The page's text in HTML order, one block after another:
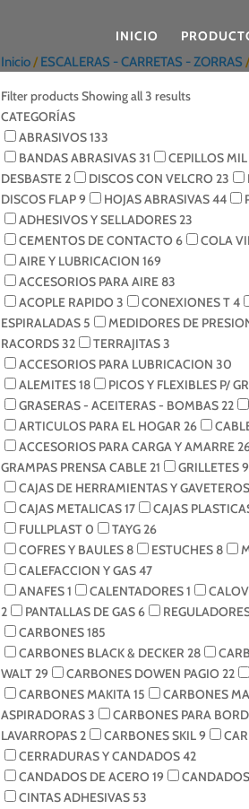
INICIO
Inicio/ESCALERAS - CARRETAS - ZORRAS
Filter productsShowing all 3 results
CATEGORÍAS
ABRASIVOS133
BANDAS ABRASIVAS31 CEPILLOS
DESBASTE2 DISCOS CON VELCRO 23
DISCOS FLAP9 HOJAS ABRASIVAS44
ADHESIVOS Y SELLADORES23
CEMENTOS DE CONTACTO 6 COLA
AIRE Y LUBRICACION 169
ACCESORIOS PARA AIRE 83
ACOPLE RAPIDO 3 CONEXIONES T4
ESPIRALADAS 5 MEDIDORES DE
RACORDS32 TERRAJITAS3
ACCESORIOS PARA LUBRICACION 30
ALEMITES18 PICOS Y FLEXIBLES P/
GRASERAS - ACEITERAS - BOMBAS22
ARTICULOS PARA EL HOGAR 26
ACCESORIOS PARA CARGA Y AMARRE
GRAMPAS PRENSA CABLE21 GRILLETES9
CAJAS DE HERRAMIENTAS Y GAVETEROS
CAJAS METALICAS17 CAJAS
FULLPLAST0 TAYG26
COFRES Y BAULES 8 ESTUCHES 8
CALEFACCION Y GAS47
ANAFES1 CALENTADORES1
2
PANTALLAS DE GAS6
CARBONES185
CARBONES BLACK & DECKER 28
WALT29 CARBONES DOWEN PAGIO 22
CARBONES MAKITA15 CARBONES
ASPIRADORAS3 CARBONES PARA
LAVARROPAS2 CARBONES SKIL9
CERRADURAS Y CANDADOS42
CANDADOS DE ACERO 19
CINTAS ADHESIVAS 53